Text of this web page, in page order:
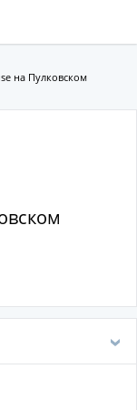
на Пулковском